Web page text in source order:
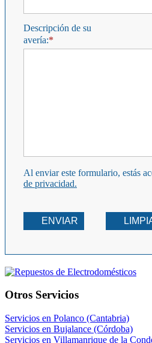
Descripción de su
avería:
Al enviar este formulario, estás
de privacidad.
ENVIAR
Otros Servicios
Servicios en Polanco (Cantabria)
Servicios en Bujalance (Córdoba)
Servicios en Villamanrique de la